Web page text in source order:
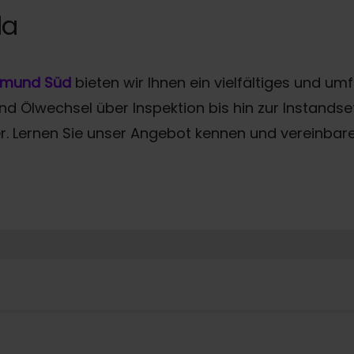
Süd bieten wir Ihnen ein vielfältiges und
Ölwechsel über Inspektion bis hin zur
Sie unser Angebot kennen und